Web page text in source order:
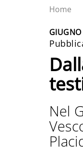
Home
Nel